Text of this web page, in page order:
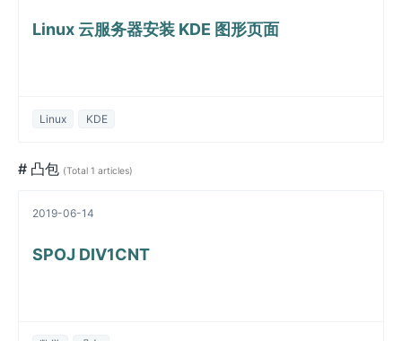
Linux 云服务器安装 KDE 图形页面
Linux KDE
# 凸包 (Total 1 articles)
2019-06-14
SPOJ DIV1CNT